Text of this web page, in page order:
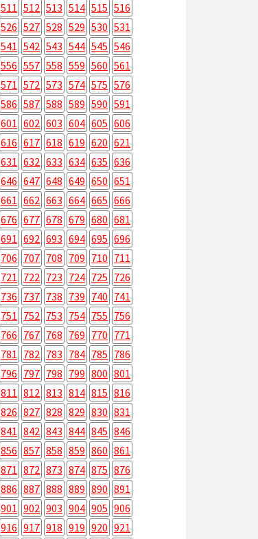
511 512 513 514 515 516
526 527 528 529 530 531
541 542 543 544 545 546
556 557 558 559 560 561
571 572 573 574 575 576
586 587 588 589 590 591
601 602 603 604 605 606
616 617 618 619 620 621
631 632 633 634 635 636
646 647 648 649 650 651
661 662 663 664 665 666
676 677 678 679 680 681
691 692 693 694 695 696
706 707 708 709 710 711
721 722 723 724 725 726
736 737 738 739 740 741
751 752 753 754 755 756
766 767 768 769 770 771
781 782 783 784 785 786
796 797 798 799 800 801
811 812 813 814 815 816
826 827 828 829 830 831
841 842 843 844 845 846
856 857 858 859 860 861
871 872 873 874 875 876
886 887 888 889 890 891
901 902 903 904 905 906
916 917 918 919 920 921